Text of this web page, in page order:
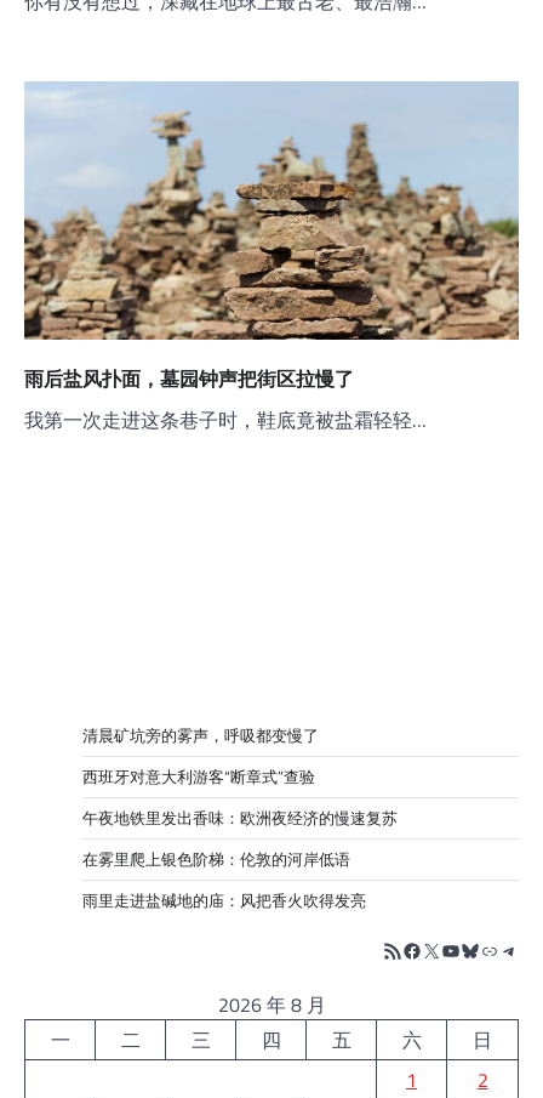
雨后盐风扑面，墓园钟声把街区拉慢了
我第一次走进这条巷子时，鞋底竟被盐霜轻轻…
清晨矿坑旁的雾声，呼吸都变慢了
西班牙对意大利游客“断章式”查验
午夜地铁里发出香味：欧洲夜经济的慢速复苏
在雾里爬上银色阶梯：伦敦的河岸低语
雨里走进盐碱地的庙：风把香火吹得发亮
RSS FeedFacebook
X YouTube
Bluesky
链接
2026 年 8 月
一
二 三 四 五 六
日
1
2